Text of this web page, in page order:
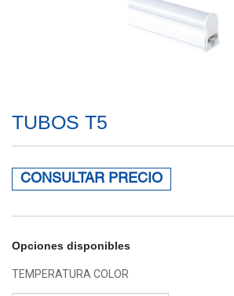
TUBOS T5
CONSULTAR PRECIO
Opciones disponibles
TEMPERATURA COLOR